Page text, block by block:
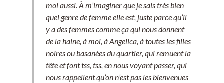
moi aussi. À m’imaginer que je sais très bien
quel genre de femme elle est, juste parce qu’il
y a des femmes comme ça qui nous donnent
de la haine, à moi, à Angelica, à toutes les filles
noires ou basanées du quartier, qui remuent la
tête et font tss, tss, en nous voyant passer, qui
nous rappellent qu’on n’est pas les bienvenues